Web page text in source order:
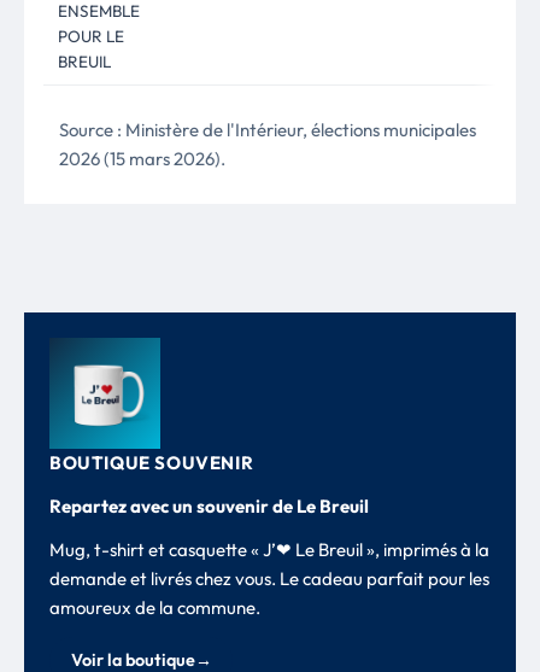
ENSEMBLE
POUR LE
BREUIL
Source : Ministère de l'Intérieur, élections municipales
2026 (15 mars 2026).
BOUTIQUE SOUVENIR
Repartez avec un souvenir de Le Breuil
Mug, t-shirt et casquette « J’❤ Le Breuil », imprimés à la
demande et livrés chez vous. Le cadeau parfait pour les
amoureux de la commune.
Voir la boutique→